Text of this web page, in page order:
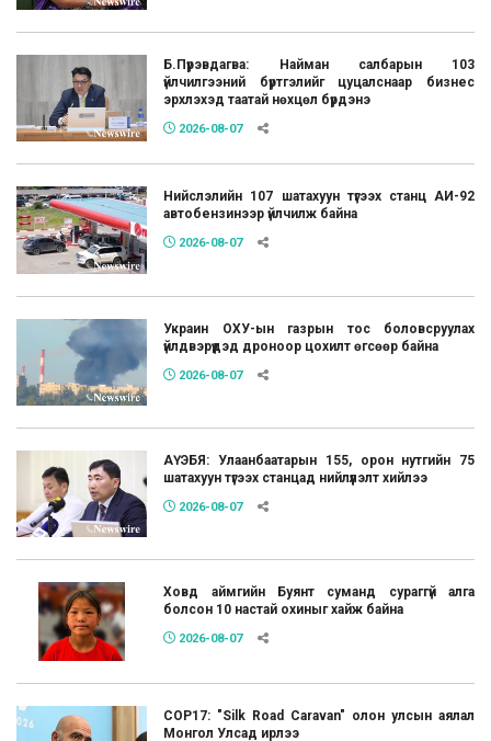
Б.Пүрэвдагва: Найман салбарын 103
үйлчилгээний бүртгэлийг цуцалснаар бизнес
эрхлэхэд таатай нөхцөл бүрдэнэ
2026-08-07
Нийслэлийн 107 шатахуун түгээх станц АИ-92
автобензинээр үйлчилж байна
2026-08-07
Украин ОХУ-ын газрын тос боловсруулах
үйлдвэрүүдэд дроноор цохилт өгсөөр байна
2026-08-07
АҮЭБЯ: Улаанбаатарын 155, орон нутгийн 75
шатахуун түгээх станцад нийлүүлэлт хийлээ
2026-08-07
Ховд аймгийн Буянт суманд сураггүй алга
болсон 10 настай охиныг хайж байна
2026-08-07
COP17: "Silk Road Caravan" олон улсын аялал
Монгол Улсад ирлээ